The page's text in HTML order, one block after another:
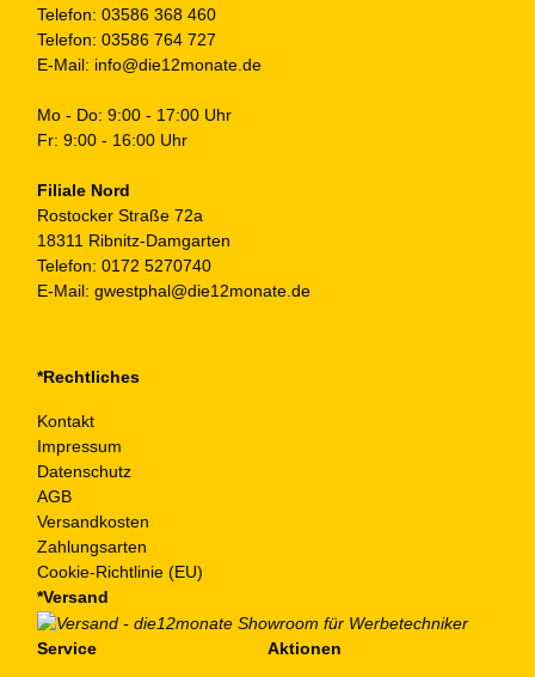
Telefon: 03586 368 460
Telefon: 03586 764 727
E-Mail: info@die12monate.de
Mo - Do: 9:00 - 17:00 Uhr
Fr: 9:00 - 16:00 Uhr
Filiale Nord
Rostocker Straße 72a
18311 Ribnitz-Damgarten
Telefon: 0172 5270740
E-Mail: gwestphal@die12monate.de
*Rechtliches
Kontakt
Impressum
Datenschutz
AGB
Versandkosten
Zahlungsarten
Cookie-Richtlinie (EU)
*Versand
Service Aktionen